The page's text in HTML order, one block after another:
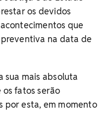
os devidos
que
na data de
sua mais absoluta
os fatos serão
por esta, em momento